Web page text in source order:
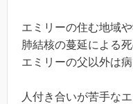
エミリーの住む地域
肺結核の蔓延による死
エミリーの父以外は
人付き合いが苦手な